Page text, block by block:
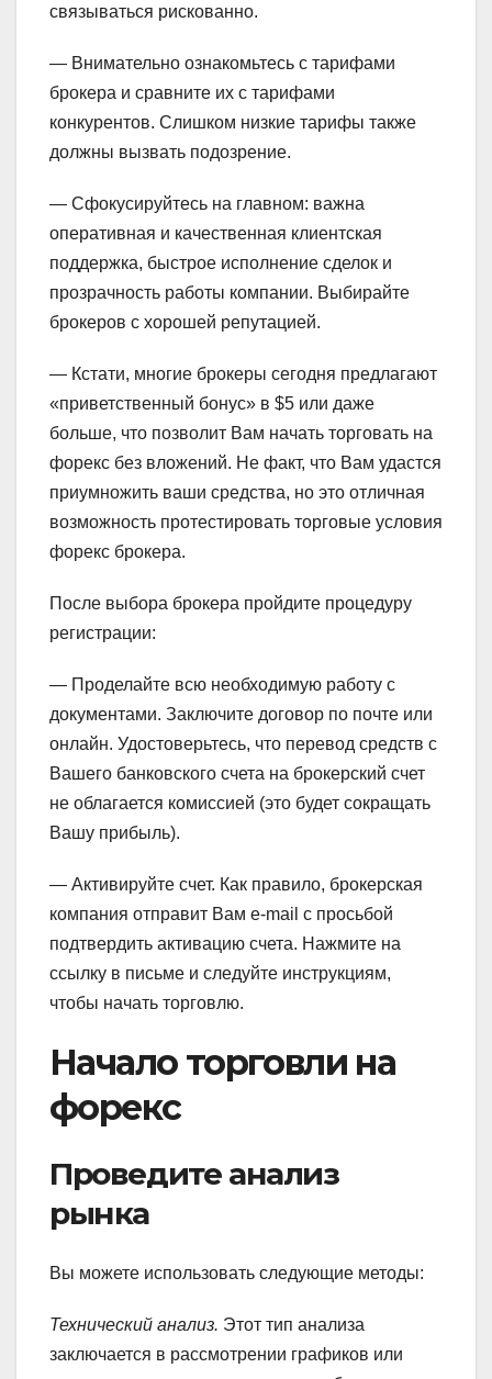
связываться рискованно.
— Внимательно ознакомьтесь с тарифами
брокера и сравните их с тарифами
конкурентов. Слишком низкие тарифы также
должны вызвать подозрение.
— Сфокусируйтесь на главном: важна
оперативная и качественная клиентская
поддержка, быстрое исполнение сделок и
прозрачность работы компании. Выбирайте
брокеров с хорошей репутацией.
— Кстати, многие брокеры сегодня предлагают
«приветственный бонус» в $5 или даже
больше, что позволит Вам начать торговать на
форекс без вложений. Не факт, что Вам удастся
приумножить ваши средства, но это отличная
возможность протестировать торговые условия
форекс брокера.
После выбора брокера пройдите процедуру
регистрации:
— Проделайте всю необходимую работу с
документами. Заключите договор по почте или
онлайн. Удостоверьтесь, что перевод средств с
Вашего банковского счета на брокерский счет
не облагается комиссией (это будет сокращать
Вашу прибыль).
— Активируйте счет. Как правило, брокерская
компания отправит Вам e-mail с просьбой
подтвердить активацию счета. Нажмите на
ссылку в письме и следуйте инструкциям,
чтобы начать торговлю.
Начало торговли на
форекс
Проведите анализ
рынка
Вы можете использовать следующие методы:
Технический анализ. Этот тип анализа
заключается в рассмотрении графиков или